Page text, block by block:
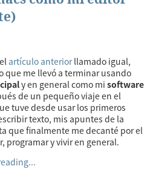
artículo anteriorllamado igual,
que me llevó a terminar usando
y en general como misoftware
de un pequeño viaje en el
tuve desde usar los primeros
texto, mis apuntes de la
que finalmente me decanté por el
programar y vivir en general.